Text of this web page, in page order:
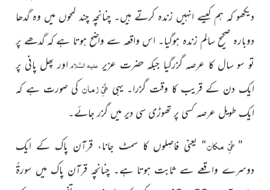
دیکھو کہ ہم کیسے انہیں زندہ کرتے ہیں۔ چنانچہ چند لمحوں میں وہ گدھا
دوبارہ صحیح سالِم زندہ ہوگیا۔ اس واقعہ سے واضح ہوتا ہے کہ گدھے پر
تو سو سال کا عرصہ گزرگیا جبکہ حضرت عزیر علیہ السَّلاماور پھل پانی پر
ایک دن کے قریب کا وقت گزرا۔ یہی طَیِّ زمانکی صورت ہے کہ
ایک طویل عرصہ کسی پر تھوڑی سی دیر میں گزر جائے۔
” طَیِّمکان“ یعنی فاصِلوں کا سمٹ جانا، قرآن پاک کے ایک
دوسرے واقعے سے ثابت ہوتا ہے۔ چنانچہ قرآن پاک میں سورۃُ